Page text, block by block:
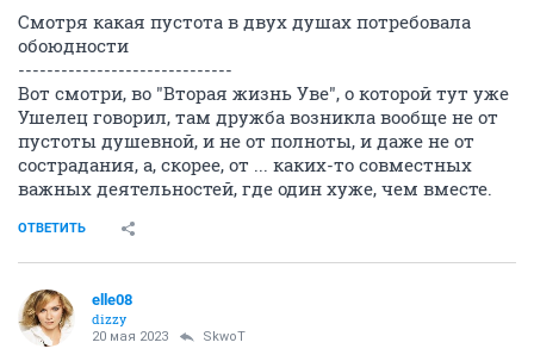
Смотря какая пустота в двух душах потребовала
обоюдности
------------------------------
Вот смотри, во "Вторая жизнь Уве", о которой тут уже
Ушелец говорил, там дружба возникла вообще не от
пустоты душевной, и не от полноты, и даже не от
сострадания, а, скорее, от ... каких-то совместных
важных деятельностей, где один хуже, чем вместе.
ОТВЕТИТЬ
elle08
dizzy
20 мая 2023 SkwоT